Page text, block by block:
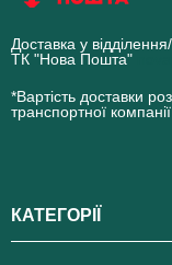
Доставка у
ТК "Нова Пошта"
*Вартість доставки
транспортної компанії
КАТЕГОРІЇ